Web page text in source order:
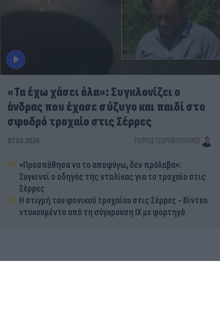
«Τα έχω χάσει όλα»: Συγκλονίζει ο
άνδρας που έχασε σύζυγο και παιδί στο
σφοδρό τροχαίο στις Σέρρες
07.08.2026 ΓΙΏΡΓΟΣ ΓΕΩΡΓΑΚΌΠΟΥΛΟΣ
«Προσπάθησα να το αποφύγω, δεν πρόλαβα»:
Συγκινεί ο οδηγός της νταλίκας για το τροχαίο στις
Σέρρες
Η στιγμή του φονικού τροχαίου στις Σέρρες - Βίντεο
ντοκουμέντο από τη σύγκρουση ΙΧ με φορτηγό